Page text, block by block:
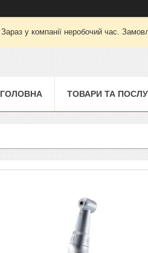
Зараз у компанії неробочий час.
ГОЛОВНА ТОВАРИ ТА